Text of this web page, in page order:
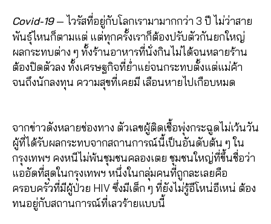
Covid-19— ไวรัสที่อยู่กับโลกเรามามากกว่า 3 ปี ไม่ว่าสาย
พันธุ์ไหนก็ตามแต่ แต่ทุกครั้งเราก็ต้องปรับตัวกันยกใหญ่
ผลกระทบต่าง ๆ ทั้งร้านอาหารที่นั่งกินไม่ได้จนหลายร้าน
ต้องปิดตัวลง ทั้งเศรษฐกิจที่ย่ำแย่จนกระทบตั้งแต่แม่ค้า
จนถึงนักลงทุน ความสุขที่เคยมี เลือนหายไปเกือบหมด
จากข่าวดังหลายช่องทาง ตัวเลขผู้ติดเชื้อพุ่งกระฉูดไม่เว้นวัน
ผู้ที่ได้รับผลกระทบจากสถานการณ์นี้เป็นอันดับต้น ๆ ใน
กรุงเทพฯ คงหนีไม่พ้นชุมชนคลองเตย ชุมชนใหญ่ที่ขึ้นชื่อว่า
แออัดที่สุดในกรุงเทพฯ หนึ่งในกลุ่มคนที่ถูกละเลยคือ
ครอบครัวที่มีผู้ป่วย HIV ซึ่งมีเด็ก ๆ ที่ยังไม่รู้อีโหน่อีเหน่ ต้อง
ทนอยู่กับสถานการณ์ที่เลวร้ายแบบนี้